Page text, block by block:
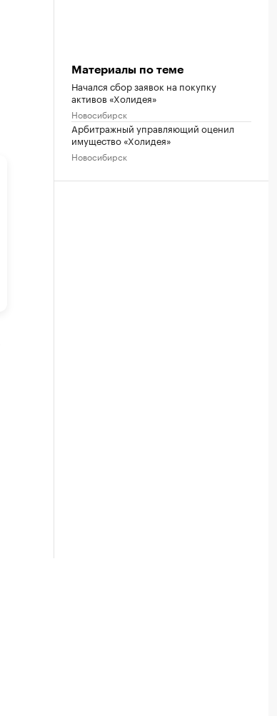
Материалы по теме
Начался сбор заявок на покупку
активов «Холидея»
Новосибирск
Арбитражный управляющий оценил
имущество «Холидея»
Новосибирск